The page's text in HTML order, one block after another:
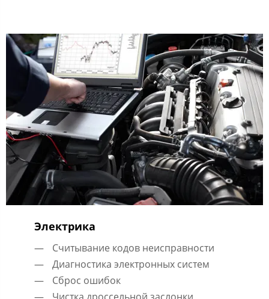
Электрика
Считывание кодов неисправности
Диагностика электронных систем
Сброс ошибок